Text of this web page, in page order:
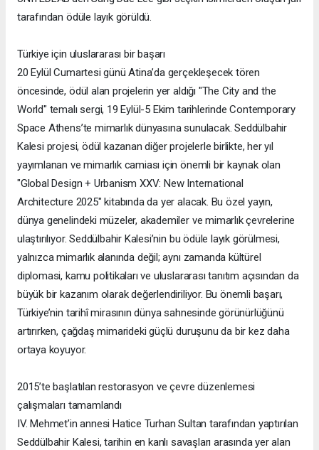
tarafından ödüle layık görüldü.
Türkiye için uluslararası bir başarı
20 Eylül Cumartesi günü Atina’da gerçekleşecek tören
öncesinde, ödül alan projelerin yer aldığı "The City and the
World" temalı sergi, 19 Eylül-5 Ekim tarihlerinde Contemporary
Space Athens’te mimarlık dünyasına sunulacak. Seddülbahir
Kalesi projesi, ödül kazanan diğer projelerle birlikte, her yıl
yayımlanan ve mimarlık camiası için önemli bir kaynak olan
"Global Design + Urbanism XXV: New International
Architecture 2025" kitabında da yer alacak. Bu özel yayın,
dünya genelindeki müzeler, akademiler ve mimarlık çevrelerine
ulaştırılıyor. Seddülbahir Kalesi’nin bu ödüle layık görülmesi,
yalnızca mimarlık alanında değil; aynı zamanda kültürel
diplomasi, kamu politikaları ve uluslararası tanıtım açısından da
büyük bir kazanım olarak değerlendiriliyor. Bu önemli başarı,
Türkiye’nin tarihî mirasının dünya sahnesinde görünürlüğünü
artırırken, çağdaş mimarideki güçlü duruşunu da bir kez daha
ortaya koyuyor.
2015’te başlatılan restorasyon ve çevre düzenlemesi
çalışmaları tamamlandı
IV. Mehmet’in annesi Hatice Turhan Sultan tarafından yaptırılan
Seddülbahir Kalesi, tarihin en kanlı savaşları arasında yer alan